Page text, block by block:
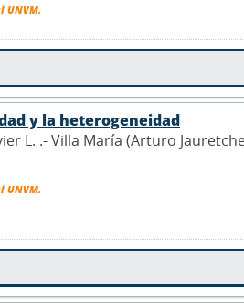
UNVM.
y la heterogeneidad
L. .- Villa María (Arturo
UNVM.